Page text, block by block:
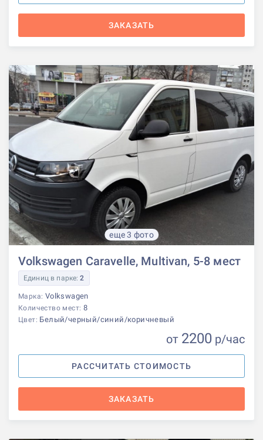
ЗАКАЗАТЬ
еще 3 фото
Volkswagen Caravelle, Multivan, 5-8 мест
Единиц в парке:2
Марка: Volkswagen
Количество мест: 8
Цвет: Белый/черный/синий/коричневый
от 2200 р/час
РАССЧИТАТЬ СТОИМОСТЬ
ЗАКАЗАТЬ